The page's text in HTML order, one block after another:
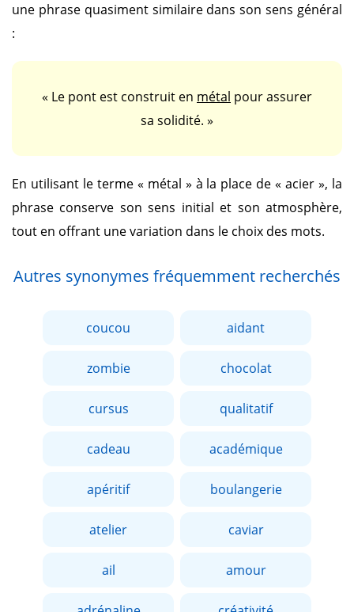
une phrase quasiment similaire dans son sens général
:
« Le pont est construit en métal pour assurer
sa solidité. »
En utilisant le terme « métal » à la place de« acier », la
phrase conserve son sens initial et son atmosphère,
tout en offrant une variation dans le choix des mots.
Autres synonymes fréquemment recherchés
coucou aidant
zombie chocolat
cursus qualitatif
cadeau académique
apéritif boulangerie
atelier caviar
ail amour